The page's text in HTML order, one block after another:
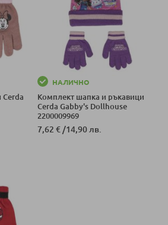
Cerda
НАЛИЧНО
Комплект шапка и ръкавици
Cerda Gabby's Dollhouse
2200009969
7,62 € /14,90 лв.